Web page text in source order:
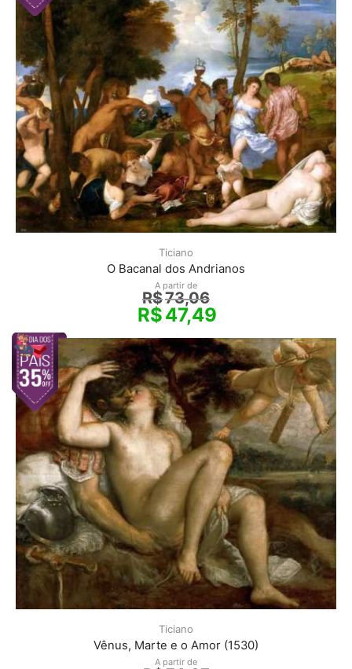
Ticiano
O Bacanal dos Andrianos
A partir de
R$73,06
R$47,49
Ticiano
Vênus, Marte e o Amor (1530)
A partir de